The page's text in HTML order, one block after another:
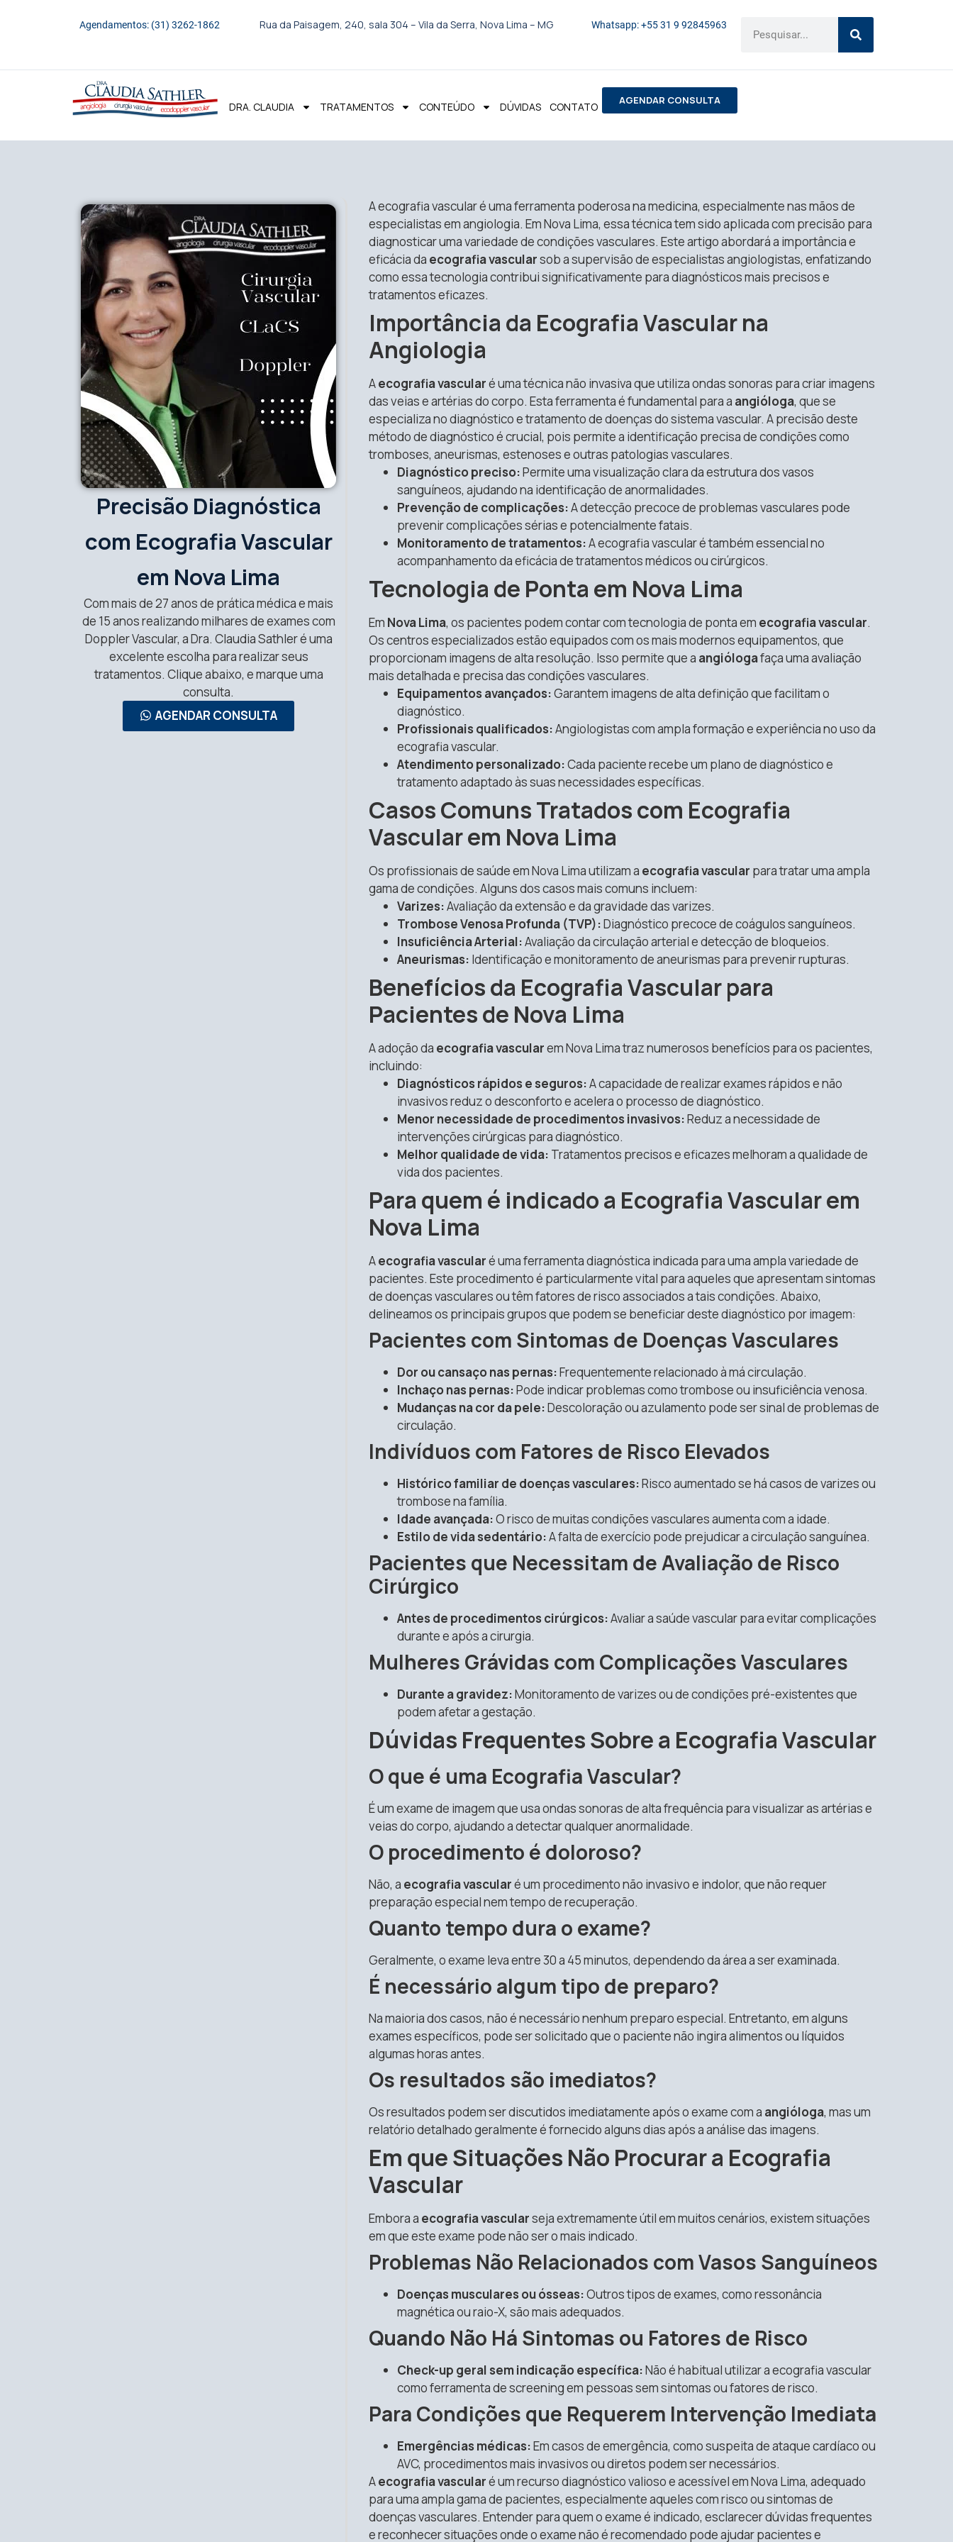
Agendamentos: (31) 3262-1862 Rua da Paisagem, 240, sala 304 – Vila da Serra, Nova Lima – MG Whatsapp: +55 31 9 92845963
DRA. CLAUDIA TRATAMENTOS CONTEÚDO DÚVIDAS CONTATO AGENDAR CONSULTA
Precisão Diagnóstica
com Ecografia Vascular
em Nova Lima
Com mais de 27 anos de prática médica e mais
de 15 anos realizando milhares de exames com
Doppler Vascular, a Dra. Claudia Sathler é uma
excelente escolha para realizar seus
tratamentos. Clique abaixo, e marque uma
consulta.
AGENDAR CONSULTA
A ecografia vascular é uma ferramenta poderosa na medicina, especialmente nas mãos de
especialistas em angiologia. Em Nova Lima, essa técnica tem sido aplicada com precisão para
diagnosticar uma variedade de condições vasculares. Este artigo abordará a importância e
eficácia da ecografia vascularsob a supervisão de especialistas angiologistas, enfatizando
como essa tecnologia contribui significativamente para diagnósticos mais precisos e
tratamentos eficazes.
Importância da Ecografia Vascular na
Angiologia
Aecografia vascularé uma técnica não invasiva que utiliza ondas sonoras para criar imagens
das veias e artérias do corpo. Esta ferramenta é fundamental para a angióloga, que se
especializa no diagnóstico e tratamento de doenças do sistema vascular. A precisão deste
método de diagnóstico é crucial, pois permite a identificação precisa de condições como
tromboses, aneurismas, estenoses e outras patologias vasculares.
Diagnóstico preciso:Permite uma visualização clara da estrutura dos vasos
sanguíneos, ajudando na identificação de anormalidades.
Prevenção de complicações:A detecção precoce de problemas vasculares pode
prevenir complicações sérias e potencialmente fatais.
Monitoramento de tratamentos:A ecografia vascular é também essencial no
acompanhamento da eficácia de tratamentos médicos ou cirúrgicos.
Tecnologia de Ponta em Nova Lima
Em Nova Lima, os pacientes podem contar com tecnologia de ponta em ecografia vascular.
Os centros especializados estão equipados com os mais modernos equipamentos, que
proporcionam imagens de alta resolução. Isso permite que a angiólogafaça uma avaliação
mais detalhada e precisa das condições vasculares.
Equipamentos avançados:Garantem imagens de alta definição que facilitam o
diagnóstico.
Profissionais qualificados:Angiologistas com ampla formação e experiência no uso da
ecografia vascular.
Atendimento personalizado:Cada paciente recebe um plano de diagnóstico e
tratamento adaptado às suas necessidades específicas.
Casos Comuns Tratados com Ecografia
Vascular em Nova Lima
Os profissionais de saúde em Nova Lima utilizam a ecografia vascular para tratar uma ampla
gama de condições. Alguns dos casos mais comuns incluem:
Varizes:Avaliação da extensão e da gravidade das varizes.
Trombose Venosa Profunda (TVP):Diagnóstico precoce de coágulos sanguíneos.
Insuficiência Arterial:Avaliação da circulação arterial e detecção de bloqueios.
Aneurismas: Identificação e monitoramento de aneurismas para prevenir rupturas.
Benefícios da Ecografia Vascular para
Pacientes de Nova Lima
A adoção da ecografia vascularem Nova Lima traz numerosos benefícios para os pacientes,
incluindo:
Diagnósticos rápidos e seguros:A capacidade de realizar exames rápidos e não
invasivos reduz o desconforto e acelera o processo de diagnóstico.
Menor necessidade de procedimentos invasivos:Reduz a necessidade de
intervenções cirúrgicas para diagnóstico.
Melhor qualidade de vida: Tratamentos precisos e eficazes melhoram a qualidade de
vida dos pacientes.
Para quem é indicado a Ecografia Vascular em
Nova Lima
Aecografia vascularé uma ferramenta diagnóstica indicada para uma ampla variedade de
pacientes. Este procedimento é particularmente vital para aqueles que apresentam sintomas
de doenças vasculares ou têm fatores de risco associados a tais condições. Abaixo,
delineamos os principais grupos que podem se beneficiar deste diagnóstico por imagem:
Pacientes com Sintomas de Doenças Vasculares
Dor ou cansaço nas pernas:Frequentemente relacionado à má circulação.
Inchaço nas pernas:Pode indicar problemas como trombose ou insuficiência venosa.
Mudanças na cor da pele:Descoloração ou azulamento pode ser sinal de problemas de
circulação.
Indivíduos com Fatores de Risco Elevados
Histórico familiar de doenças vasculares:Risco aumentado se há casos de varizes ou
trombose na família.
Idade avançada:O risco de muitas condições vasculares aumenta com a idade.
Estilo de vida sedentário:A falta de exercício pode prejudicar a circulação sanguínea.
Pacientes que Necessitam de Avaliação de Risco
Cirúrgico
Antes de procedimentos cirúrgicos:Avaliar a saúde vascular para evitar complicações
durante e após a cirurgia.
Mulheres Grávidas com Complicações Vasculares
Durante a gravidez:Monitoramento de varizes ou de condições pré-existentes que
podem afetar a gestação.
Dúvidas Frequentes Sobre a Ecografia Vascular
O que é uma Ecografia Vascular?
É um exame de imagem que usa ondas sonoras de alta frequência para visualizar as artérias e
veias do corpo, ajudando a detectar qualquer anormalidade.
O procedimento é doloroso?
Não, a ecografia vascularé um procedimento não invasivo e indolor, que não requer
preparação especial nem tempo de recuperação.
Quanto tempo dura o exame?
Geralmente, o exame leva entre 30 a 45 minutos, dependendo da área a ser examinada.
É necessário algum tipo de preparo?
Na maioria dos casos, não é necessário nenhum preparo especial. Entretanto, em alguns
exames específicos, pode ser solicitado que o paciente não ingira alimentos ou líquidos
algumas horas antes.
Os resultados são imediatos?
Os resultados podem ser discutidos imediatamente após o exame com a angióloga, mas um
relatório detalhado geralmente é fornecido alguns dias após a análise das imagens.
Em que Situações Não Procurar a Ecografia
Vascular
Embora a ecografia vascularseja extremamente útil em muitos cenários, existem situações
em que este exame pode não ser o mais indicado.
Problemas Não Relacionados com Vasos Sanguíneos
Doenças musculares ou ósseas:Outros tipos de exames, como ressonância
magnética ou raio-X, são mais adequados.
Quando Não Há Sintomas ou Fatores de Risco
Check-up geral sem indicação específica:Não é habitual utilizar a ecografia vascular
como ferramenta de screening em pessoas sem sintomas ou fatores de risco.
Para Condições que Requerem Intervenção Imediata
Emergências médicas:Em casos de emergência, como suspeita de ataque cardíaco ou
AVC, procedimentos mais invasivos ou diretos podem ser necessários.
Aecografia vascularé um recurso diagnóstico valioso e acessível em Nova Lima, adequado
para uma ampla gama de pacientes, especialmente aqueles com risco ou sintomas de
doenças vasculares. Entender para quem o exame é indicado, esclarecer dúvidas frequentes
e reconhecer situações onde o exame não é recomendado pode ajudar pacientes e